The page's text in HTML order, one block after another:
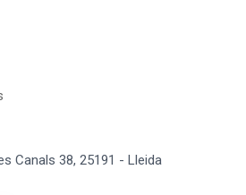
Canals 38, 25191 - Lleida